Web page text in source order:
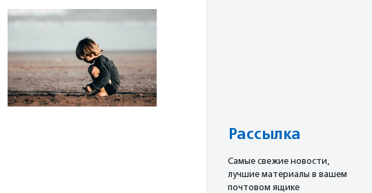
Рассылка
Cамые свежие новости,
лучшие материалы в вашем
почтовом ящике